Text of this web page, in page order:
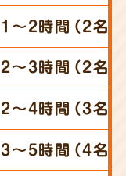
1～2時間（2名）
2～3時間（2名）
2～4時間（3名）
3～5時間（4名）